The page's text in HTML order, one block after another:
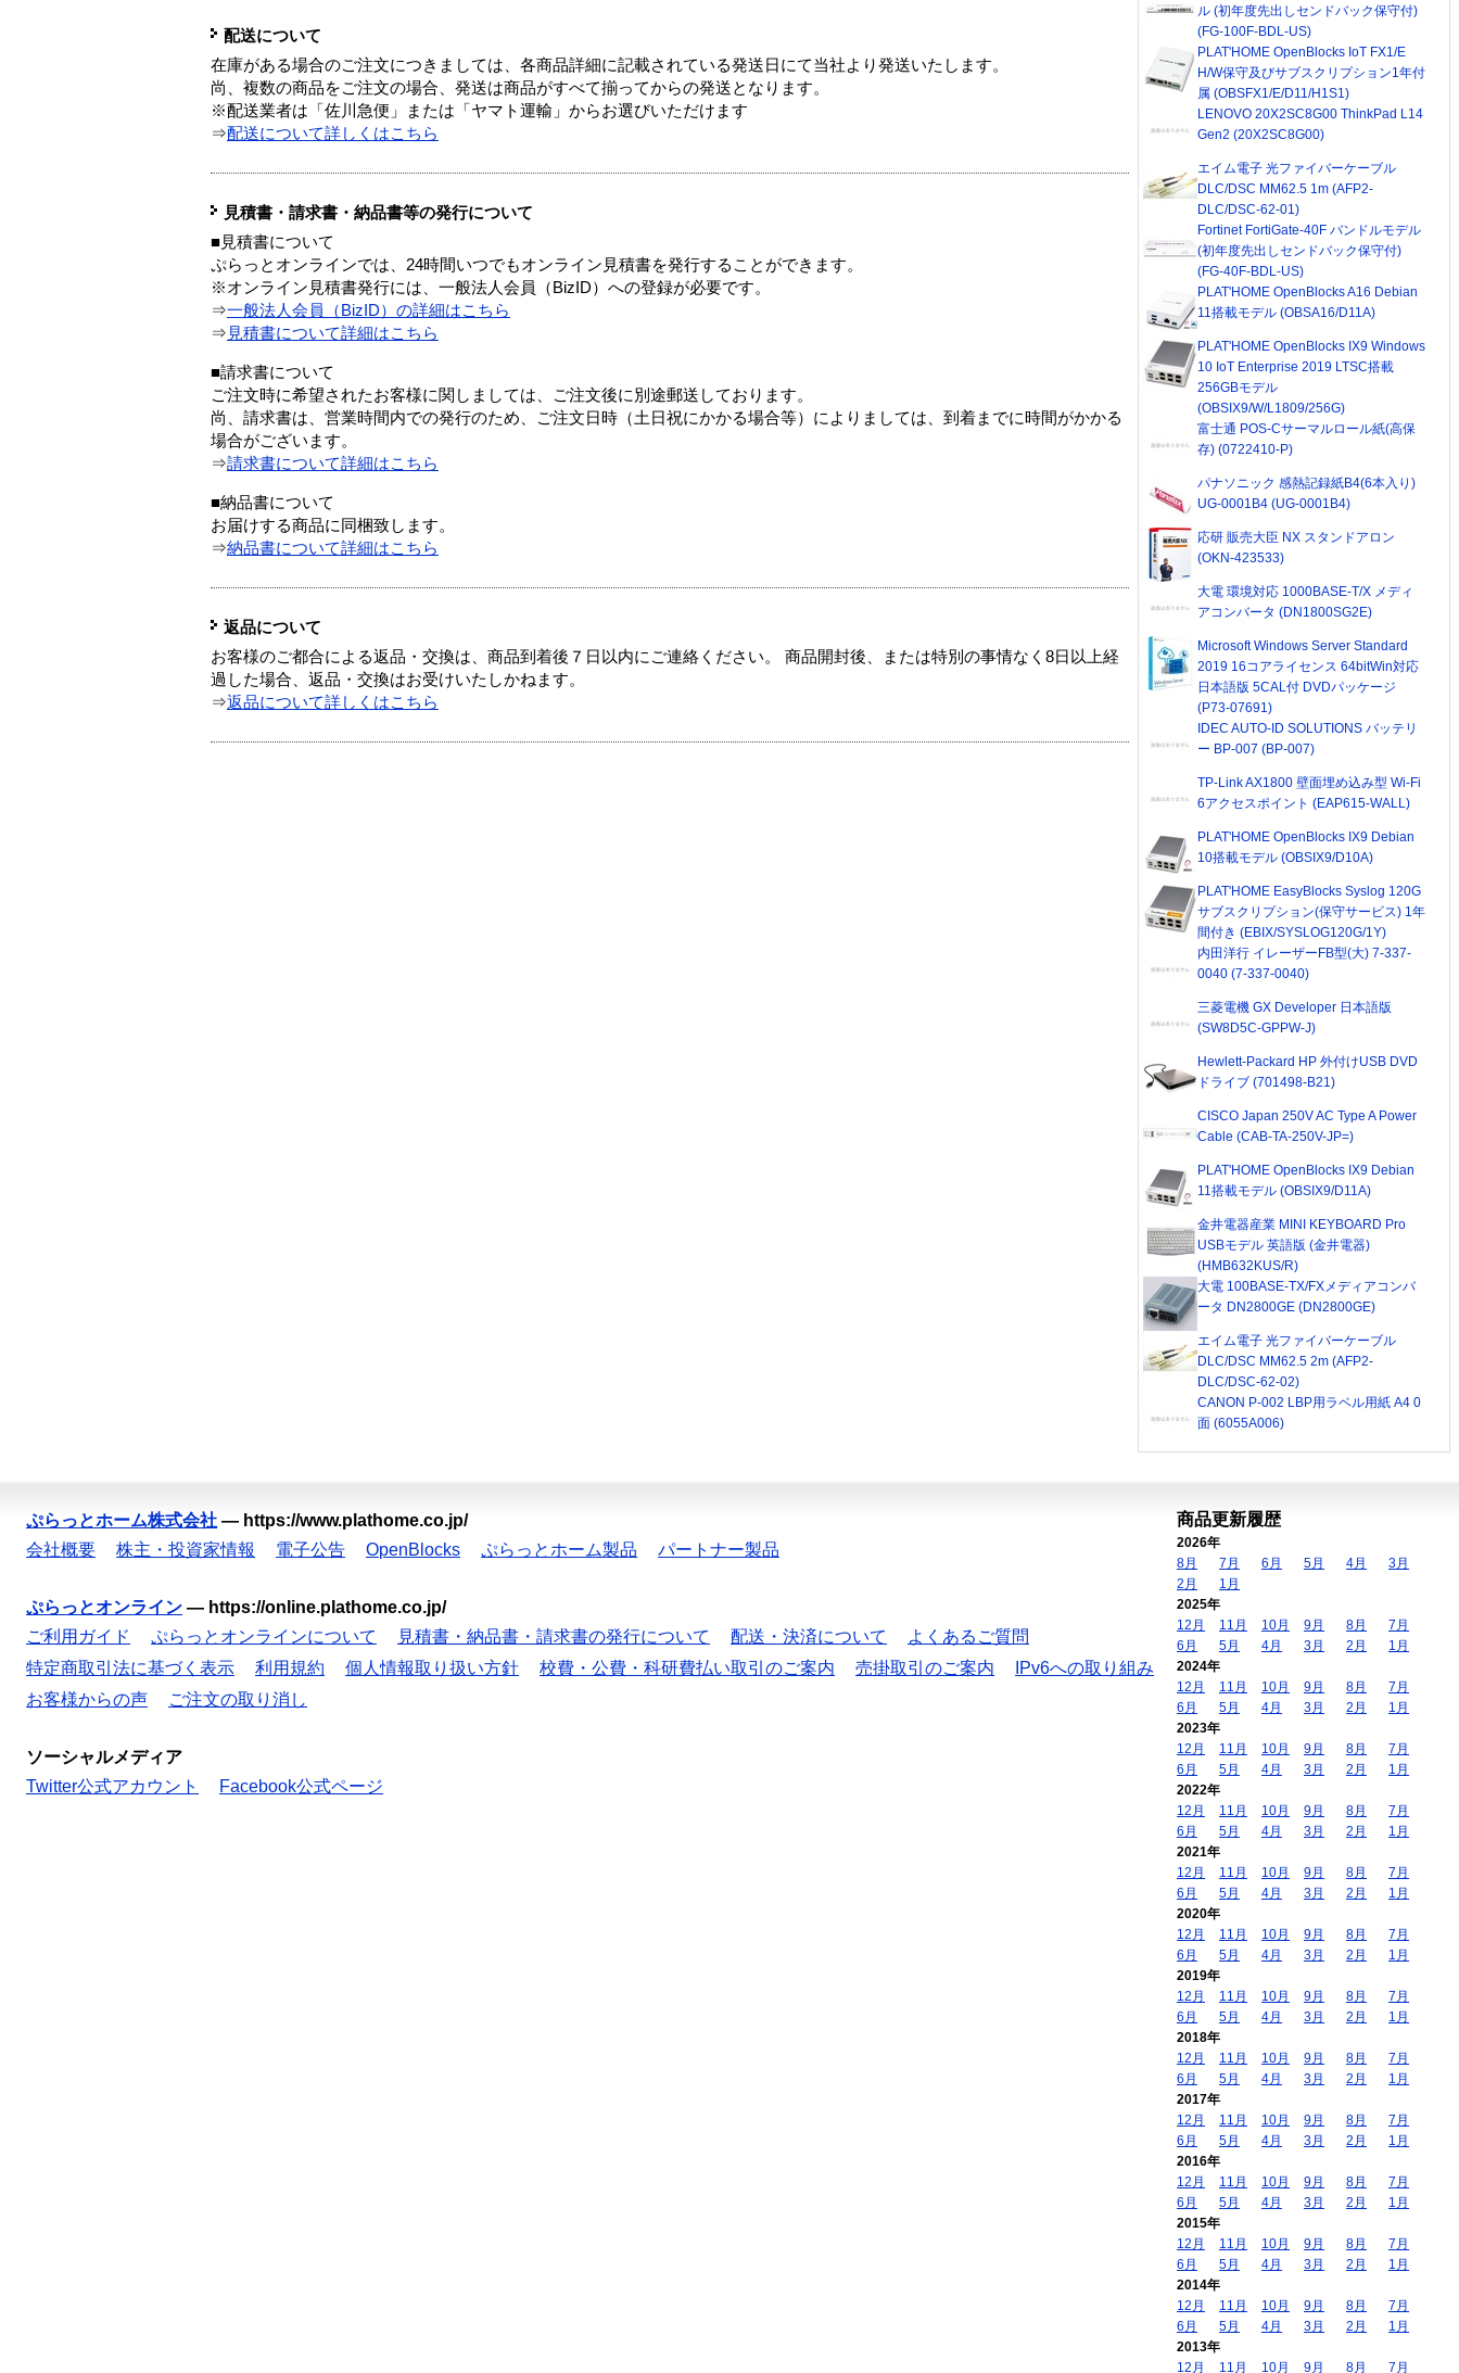
配送について
在庫がある場合のご注文につきましては、各商品詳細に記載されている発送日にて当社より発送いたします。
尚、複数の商品をご注文の場合、発送は商品がすべて揃ってからの発送となります。
※配送業者は「佐川急便」または「ヤマト運輸」からお選びいただけます
⇒配送について詳しくはこちら
見積書・請求書・納品書等の発行について
■見積書について
ぷらっとオンラインでは、24時間いつでもオンライン見積書を発行することができます。
※オンライン見積書発行には、一般法人会員（BizID）への登録が必要です。
⇒一般法人会員（BizID）の詳細はこちら
⇒ 見積書について詳細はこちら
■請求書について
ご注文時に希望されたお客様に関しましては、ご注文後に別途郵送しております。
尚、請求書は、営業時間内での発行のため、ご注文日時（土日祝にかかる場合等）によりましては、到着までに時間がかかる
場合がございます。
⇒請求書について詳細はこちら
■納品書について
お届けする商品に同梱致します。
⇒納品書について詳細はこちら
返品について
お客様のご都合による返品・交換は、商品到着後７日以内にご連絡ください。 商品開封後、または特別の事情なく8日以上経
過した場合、返品・交換はお受けいたしかねます。
⇒返品について詳しくはこちら
ル (初年度先出しセンドバック保守付)
(FG-100F-BDL-US)
PLAT'HOME OpenBlocks IoT FX1/E
H/W保守及びサブスクリプション1年付
属 (OBSFX1/E/D11/H1S1)
LENOVO 20X2SC8G00 ThinkPad L14
Gen2 (20X2SC8G00)
エイム電子 光ファイバーケーブル
DLC/DSC MM62.5 1m (AFP2-
DLC/DSC-62-01)
Fortinet FortiGate-40F バンドルモデル
(初年度先出しセンドバック保守付)
(FG-40F-BDL-US)
PLAT'HOME OpenBlocks A16 Debian
11搭載モデル (OBSA16/D11A)
PLAT'HOME OpenBlocks IX9 Windows
10 IoT Enterprise 2019 LTSC搭載
256GBモデル
(OBSIX9/W/L1809/256G)
富士通 POS-Cサーマルロール紙(高保
存) (0722410-P)
パナソニック 感熱記録紙B4(6本入り)
UG-0001B4 (UG-0001B4)
応研 販売大臣 NX スタンドアロン
(OKN-423533)
大電 環境対応 1000BASE-T/X メディ
アコンバータ (DN1800SG2E)
Microsoft Windows Server Standard
2019 16コアライセンス 64bitWin対応
日本語版 5CAL付 DVDパッケージ
(P73-07691)
IDEC AUTO-ID SOLUTIONS バッテリ
ー BP-007 (BP-007)
TP-Link AX1800 壁面埋め込み型 Wi-Fi
6アクセスポイント (EAP615-WALL)
PLAT'HOME OpenBlocks IX9 Debian
10搭載モデル (OBSIX9/D10A)
PLAT'HOME EasyBlocks Syslog 120G
サブスクリプション(保守サービス) 1年
間付き (EBIX/SYSLOG120G/1Y)
内田洋行 イレーザーFB型(大) 7-337-
0040 (7-337-0040)
三菱電機 GX Developer 日本語版
(SW8D5C-GPPW-J)
Hewlett-Packard HP 外付けUSB DVD
ドライブ (701498-B21)
CISCO Japan 250V AC Type A Power
Cable (CAB-TA-250V-JP=)
PLAT'HOME OpenBlocks IX9 Debian
11搭載モデル (OBSIX9/D11A)
金井電器産業 MINI KEYBOARD Pro
USBモデル 英語版 (金井電器)
(HMB632KUS/R)
大電 100BASE-TX/FXメディアコンバ
ータ DN2800GE (DN2800GE)
エイム電子 光ファイバーケーブル
DLC/DSC MM62.5 2m (AFP2-
DLC/DSC-62-02)
CANON P-002 LBP用ラベル用紙 A4 0
面 (6055A006)
ぷらっとホーム株式会社 — https://www.plathome.co.jp/
会社概要
株主・投資家情報 電子公告 OpenBlocks ぷらっとホーム製品 パートナー製品
ぷらっとオンライン — https://online.plathome.co.jp/
ご利用ガイド
ぷらっとオンラインについて 見積書・納品書・請求書の発行について 配送・決済について
よくあるご質問
特定商取引法に基づく表示
利用規約 個人情報取り扱い方針 校費・公費・科研費払い取引のご案内 売掛取引のご案内
IPv6への取り組み
お客様からの声
ご注文の取り消し
ソーシャルメディア
Twitter公式アカウント
Facebook公式ページ
商品更新履歴
2026年
8月
7月 6月 5月 4月
3月
2月
1月
2025年
12月
11月 10月 9月 8月
7月
6月
5月 4月 3月 2月
1月
2024年
12月
11月 10月 9月 8月
7月
6月
5月 4月 3月 2月
1月
2023年
12月
11月 10月 9月 8月
7月
6月
5月 4月 3月 2月
1月
2022年
12月
11月 10月 9月 8月
7月
6月
5月 4月 3月 2月
1月
2021年
12月
11月 10月 9月 8月
7月
6月
5月 4月 3月 2月
1月
2020年
12月
11月 10月 9月 8月
7月
6月
5月 4月 3月 2月
1月
2019年
12月
11月 10月 9月 8月
7月
6月
5月 4月 3月 2月
1月
2018年
12月
11月 10月 9月 8月
7月
6月
5月 4月 3月 2月
1月
2017年
12月
11月 10月 9月 8月
7月
6月
5月 4月 3月 2月
1月
2016年
12月
11月 10月 9月 8月
7月
6月
5月 4月 3月 2月
1月
2015年
12月
11月 10月 9月 8月
7月
6月
5月 4月 3月 2月
1月
2014年
12月
11月 10月 9月 8月
7月
6月
5月 4月 3月 2月
1月
2013年
12月
11月 10月 9月 8月 7月